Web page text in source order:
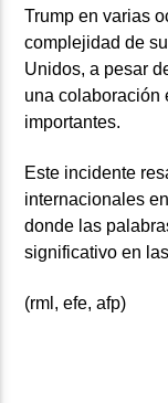
Trump en varias
complejidad de
Unidos, a pesar
una colaboración
importantes.
Este incidente
internacionales
donde las
significativo en
(rml, efe, afp)